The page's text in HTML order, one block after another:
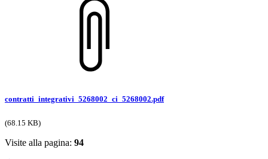
contratti_integrativi_5268002_ci_5268002.pdf
(68.15 KB)
Visite alla pagina: 94